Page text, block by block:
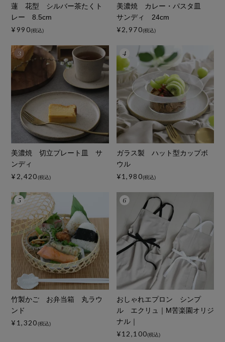
蓮 花型 シルバー茶たくト
レー 8.5cm
¥990(税込)
美濃焼 カレー・パスタ皿
サンディ 24cm
¥2,970(税込)
美濃焼 切立プレート皿 サ
ンディ
¥2,420(税込)
ガラス製 ハット型カップボ
ウル
¥1,980(税込)
竹製かご お弁当箱 丸ラウ
ンド
¥1,320(税込)
おしゃれエプロン シンプ
ル エクリュ｜M苦楽園オリジ
ナル｜
¥12,100(税込)